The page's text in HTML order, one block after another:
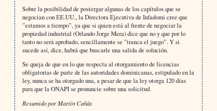
Sobre la posibilidad de postergar algunas de los capítulos que se
negocian con EE.UU., la Directora Ejecutiva de Infadomi cree que
”estamos a tiempo”, ya que si quien está al frente de negociar la
propiedad industrial (Orlando Jorge Mera) dice que no y que por lo
tanto no será aprobado, sencillamente se ”tranca el juego”. Y si
sucede así, dice, habrá que buscarle una salida de solución.
Se queja de que en lo que respecta al otorgamiento de licencias
obligatorias de parte de las autoridades dominicanas, estipulado en la
ley, nunca se ha otorgado una, a pesar de que la ley otorga 120 días
para que la ONAPI se pronuncie sobre una solicitud.
Resumido por Martín Cañás